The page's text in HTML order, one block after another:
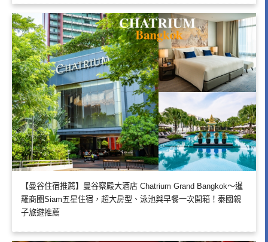
【曼谷住宿推薦】曼谷察殿大酒店 Chatrium Grand Bangkok～暹
羅商圈Siam五星住宿，超大房型、泳池與早餐一次開箱！泰國親
子旅遊推薦